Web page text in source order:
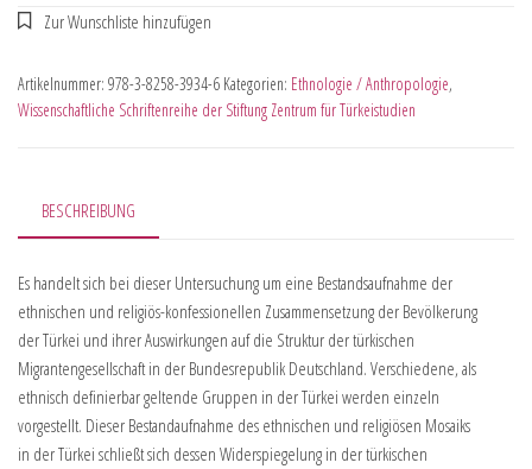
Artikelnummer: 978-3-8258-3934-6 Kategorien: Ethnologie / Anthropologie,
Wissenschaftliche Schriftenreihe der Stiftung Zentrum für Türkeistudien
BESCHREIBUNG
Es handelt sich bei dieser Untersuchung um eine Bestandsaufnahme der
ethnischen und religiös-konfessionellen Zusammensetzung der Bevölkerung
der Türkei und ihrer Auswirkungen auf die Struktur der türkischen
Migrantengesellschaft in der Bundesrepublik Deutschland. Verschiedene, als
ethnisch definierbar geltende Gruppen in der Türkei werden einzeln
vorgestellt. Dieser Bestandaufnahme des ethnischen und religiösen Mosaiks
in der Türkei schließt sich dessen Widerspiegelung in der türkischen